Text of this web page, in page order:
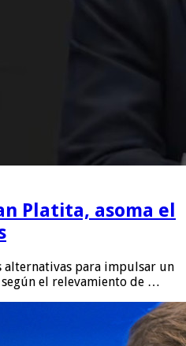
Platita, asoma el
alternativas para impulsar un
el relevamiento de …